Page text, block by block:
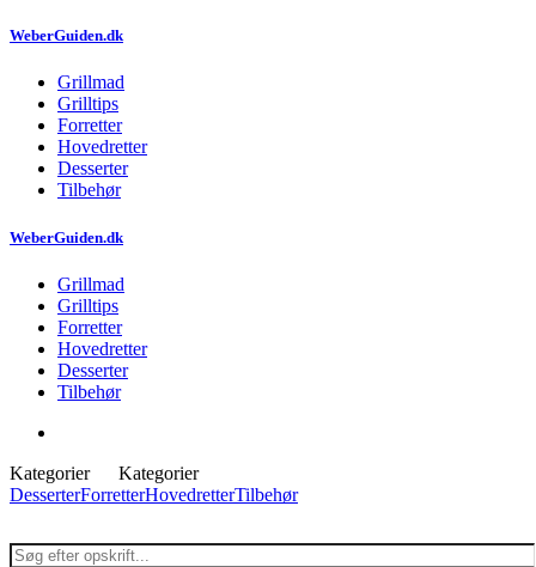
WeberGuiden.dk
Grillmad
Grilltips
Forretter
Hovedretter
Desserter
Tilbehør
WeberGuiden.dk
Grillmad
Grilltips
Forretter
Hovedretter
Desserter
Tilbehør
Kategorier
Kategorier
DesserterForretterHovedretterTilbehør